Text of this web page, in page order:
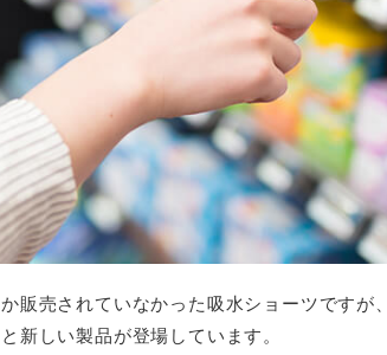
販売されていなかった吸水ショーツですが
新しい製品が登場しています。